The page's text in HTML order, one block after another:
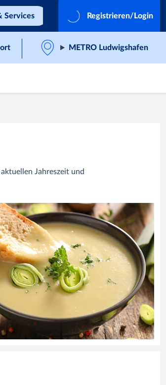
Services Registrieren/Login
METRO Ludwigshafen
Jahreszeit und